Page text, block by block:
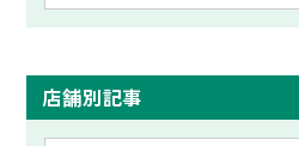
店舗別記事